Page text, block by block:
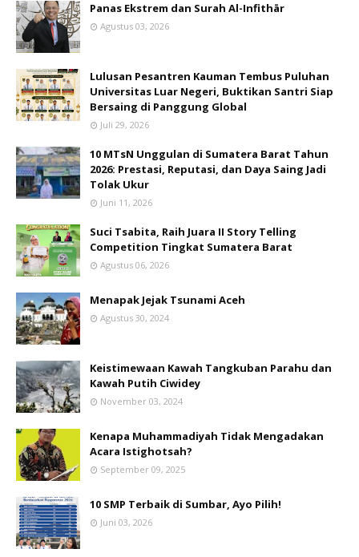
Panas Ekstrem dan Surah Al-Infithār
Agustus 03, 2026
Lulusan Pesantren Kauman Tembus Puluhan
Universitas Luar Negeri, Buktikan Santri Siap
Bersaing di Panggung Global
Juli 29, 2026
10 MTsN Unggulan di Sumatera Barat Tahun
2026: Prestasi, Reputasi, dan Daya Saing Jadi
Tolak Ukur
Juni 11, 2026
Suci Tsabita, Raih Juara II Story Telling
Competition Tingkat Sumatera Barat
Agustus 06, 2026
Menapak Jejak Tsunami Aceh
Agustus 30, 2024
Keistimewaan Kawah Tangkuban Parahu dan
Kawah Putih Ciwidey
November 03, 2024
Kenapa Muhammadiyah Tidak Mengadakan
Acara Istighotsah?
September 09, 2025
10 SMP Terbaik di Sumbar, Ayo Pilih!
Juni 03, 2026